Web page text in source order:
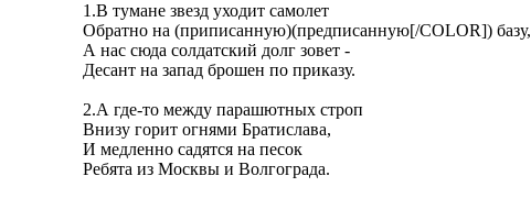
1.В тумане звезд уходит самолет
Обратно на (приписанную)(предписанную[/COLOR]) базу,
А нас сюда солдатский долг зовет -
Десант на запад брошен по приказу.
2.А где-то между парашютных строп
Внизу горит огнями Братислава,
И медленно садятся на песок
Ребята из Москвы и Волгограда.